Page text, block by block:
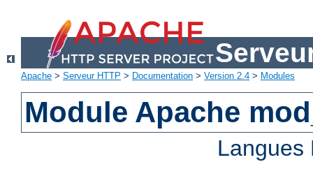
Apache > Serveur HTTP > Documentation > Version 2.4 > Modules
Module Apache